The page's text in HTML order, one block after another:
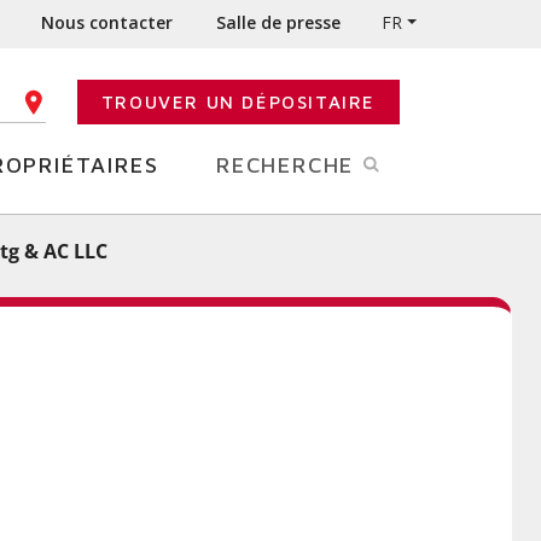
Nous contacter Salle de presse FR
CODE POSTALTROUVER UN DÉPOSITAIRE
RECHERCHE
& AC LLC